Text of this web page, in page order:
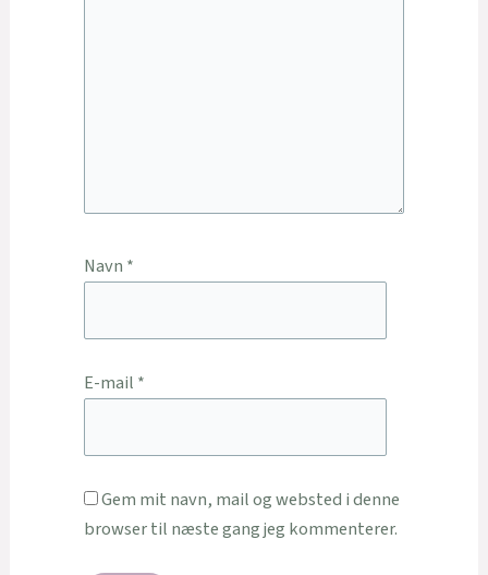
Navn *
E-mail *
Gem mit navn, mail og websted i denne
browser til næste gang jeg kommenterer.